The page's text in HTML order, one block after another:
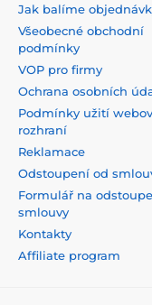
Jak balíme
Všeobecné obchodní
podmínky
VOP pro firmy
Ochrana osobních
Podmínky užití
rozhraní
Reklamace
Odstoupení od
Formulář na
smlouvy
Kontakty
Affiliate program